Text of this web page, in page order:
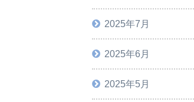
2025年7月
2025年6月
2025年5月